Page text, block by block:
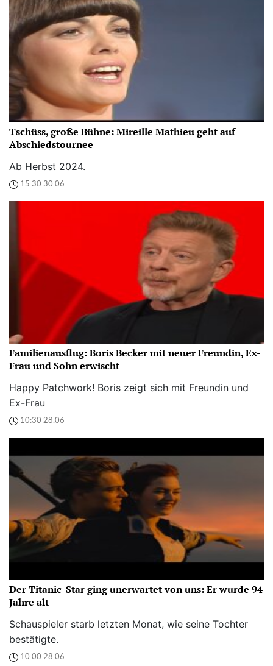
Tschüss, große Bühne: Mireille Mathieu geht auf
Abschiedstournee
Ab Herbst 2024.
15:30 30.06
Familienausflug: Boris Becker mit neuer Freundin, Ex-
Frau und Sohn erwischt
Happy Patchwork! Boris zeigt sich mit Freundin und
Ex-Frau
10:30 28.06
Der Titanic-Star ging unerwartet von uns: Er wurde 94
Jahre alt
Schauspieler starb letzten Monat, wie seine Tochter
bestätigte.
10:00 28.06